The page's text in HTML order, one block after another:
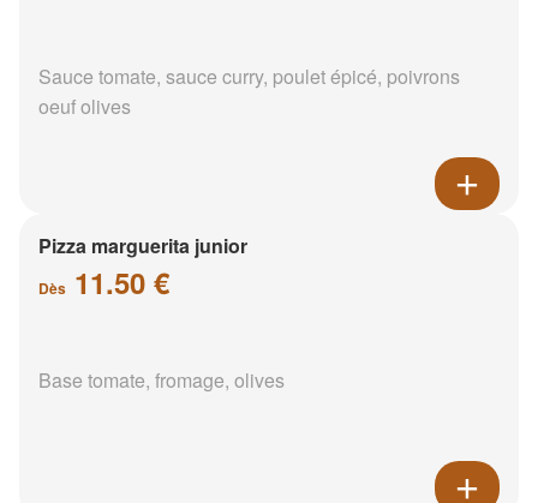
Sauce tomate, sauce curry, poulet épicé, poivrons
oeuf olives
Pizza marguerita junior
Dès 11.50 €
Base tomate, fromage, olives